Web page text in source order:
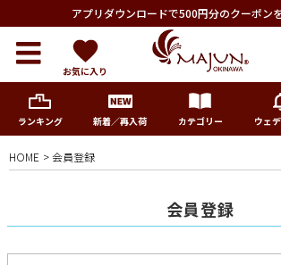
アプリダウンロードで500円分のクーポン
お気に入り
ランキング 新着／再入荷 カテゴリー ウェ
メンズ
HOME 会員登録
会員登録